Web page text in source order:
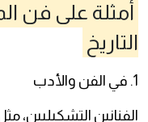
أمثلة على فن
التاريخ
1. في الفن والأدب
الفنانين التشكيليين،